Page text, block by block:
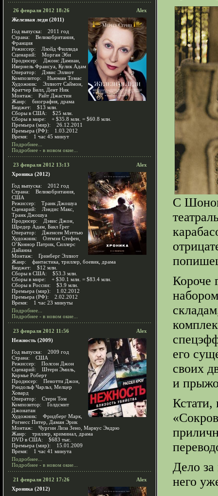
26 февраля 2012 18:26
Alex
Железная леди (2011)
Год выпуска: 2011 год
Страна: Великобритания,
Франция
Режиссер: Ллойд Филлида
Сценарий: Морган Эби
Продюсер: Джонс Дамиан,
Ивернель Франсуа, Кулик Адам
Оператор: Дэвис Эллиот
Композитор: Ньюман Томас
Художник: Эллиотт Саймон,
Кратчер Билл, Дент Ник
Монтаж: Райт Джастин
Жанр: биография, драма
Бюджет: $13 млн.
Сборы в США: $25 млн.
Сборы в мире: + $35.8 млн. = $60.8 млн.
Премьера (мир): 26.12.2011
Премьера (РФ): 1.03.2012
Время: 1 час 45 минут
Подробнее...
Подробнее - в новом окне...
23 февраля 2012 13:13
Alex
Хроника (2012)
Год выпуска: 2012 год
Страна: Великобритания,
США
Режиссер: Транк Джошуа
Сценарий: Лэндис Макс,
Транк Джошуа
Продюсер: Дэвис Джон,
Шредер Адам, Бакл Грег
Оператор: Дженсен Мэттью
Художник: Олтмэн Стефен,
О’Коннор Патрик, Силлерс
Дайанна
Монтаж: Гринберг Эллиот
Жанр: фантастика, триллер, боевик, драма
Бюджет: $12 млн.
Сборы в США: $53.3 млн.
Сборы в мире: + $30.1 млн. = $83.4 млн.
Сборы в России: $3.9 млн.
Премьера (мир): 1.02.2012
Премьера (РФ): 2.02.2012
Время: 1 час 23 минуты
Подробнее...
Подробнее - в новом окне...
23 февраля 2012 11:56
Alex
Нежность (2009)
Год выпуска: 2009 год
Страна: США
Режиссер: Полсон Джон
Сценарий: Штерн Эмиль,
Кормье Роберт
Продюсер: Пенотти Джон,
Рэндольф Чарльз, Мелцер
Ховард
Оператор: Стерн Том
Композитор: Голдсмит
Джонатан
Художник: Фридберг Марк,
Рогнесс Питер, Даман Эрик
Монтаж: Чургин Лиза Зено, Маркус Эндрю
Жанр: триллер, криминал, драма
DVD в США: $683 тыс.
Премьера (мир): 15.01.2009
Время: 1 час 41 минута
Подробнее...
Подробнее - в новом окне...
21 февраля 2012 17:26
Alex
Хроника (2012)
С
Короче
его
своих
и
Кстати,
Дело
него